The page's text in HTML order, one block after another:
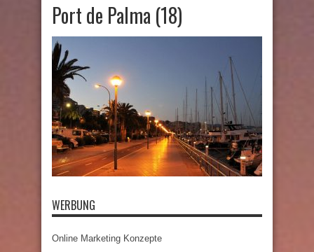
Port de Palma (18)
WERBUNG
Online Marketing Konzepte